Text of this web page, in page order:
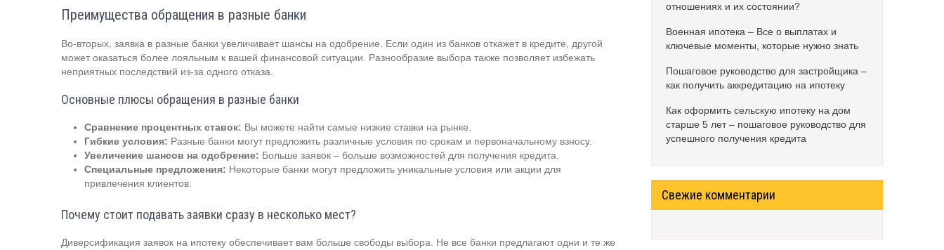
Преимущества обращения в разные банки
Во-вторых, заявка в разные банки увеличивает шансы на одобрение. Если один из банков откажет в кредите, другой
может оказаться более лояльным к вашей финансовой ситуации. Разнообразие выбора также позволяет избежать
неприятных последствий из-за одного отказа.
Основные плюсы обращения в разные банки
Сравнение процентных ставок: Вы можете найти самые низкие ставки на рынке.
Гибкие условия: Разные банки могут предложить различные условия по срокам и первоначальному взносу.
Увеличение шансов на одобрение: Больше заявок – больше возможностей для получения кредита.
Специальные предложения: Некоторые банки могут предложить уникальные условия или акции для
привлечения клиентов.
Почему стоит подавать заявки сразу в несколько мест?
Диверсификация заявок на ипотеку обеспечивает вам больше свободы выбора. Не все банки предлагают одни и те же
отношениях и их состоянии?
Военная ипотека – Все о выплатах и
ключевые моменты, которые нужно знать
Пошаговое руководство для застройщика –
как получить аккредитацию на ипотеку
Как оформить сельскую ипотеку на дом
старше 5 лет – пошаговое руководство для
успешного получения кредита
Свежие комментарии